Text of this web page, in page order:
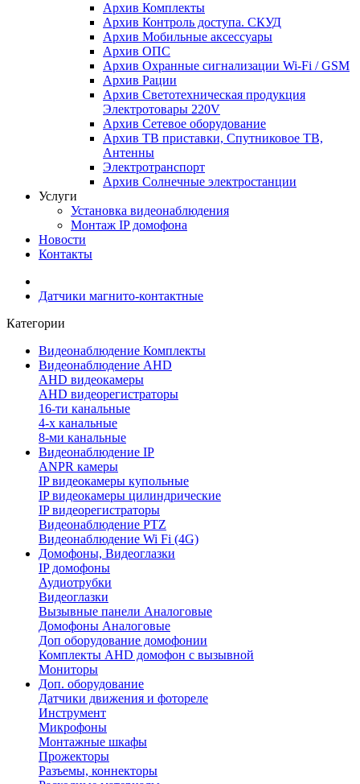
Архив Комплекты
Архив Контроль доступа. СКУД
Архив Мобильные аксессуары
Архив ОПС
Архив Охранные сигнализации Wi-Fi / GSM
Архив Рации
Архив Светотехническая продукция
Электротовары 220V
Архив Сетевое оборудование
Архив ТВ приставки, Спутниковое ТВ,
Антенны
Электротранспорт
Архив Солнечные электростанции
Услуги
Установка видеонаблюдения
Монтаж IP домофона
Новости
Контакты
Датчики магнито-контактные
Категории
Видеонаблюдение Комплекты
Видеонаблюдение AHD
AHD видеокамеры
AHD видеорегистраторы
16-ти канальные
4-х канальные
8-ми канальные
Видеонаблюдение IP
ANPR камеры
IP видеокамеры купольные
IP видеокамеры цилиндрические
IP видеорегистраторы
Видеонаблюдение PTZ
Видеонаблюдение Wi Fi (4G)
Домофоны, Видеоглазки
IP домофоны
Аудиотрубки
Видеоглазки
Вызывные панели Aналоговые
Домофоны Aналоговые
Доп оборудование домофонии
Комплекты AHD домофон с вызывной
Мониторы
Доп. оборудование
Датчики движения и фотореле
Инструмент
Микрофоны
Монтажные шкафы
Прожекторы
Разъемы, коннекторы